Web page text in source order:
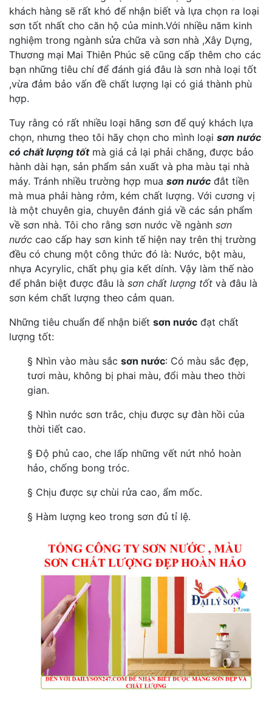
khách hàng sẽ rất khó để nhận biết và lựa chọn ra loại
sơn tốt nhất cho căn hộ của minh.Với nhiều năm kinh
nghiệm trong ngành sửa chữa và sơn nhà ,Xây Dựng,
Thương mại Mai Thiên Phúc sẽ cũng cấp thêm cho các
bạn những tiêu chí để đánh giá đâu là sơn nhà loại tốt
,vừa đảm bảo vấn đề chất lượng lại có giá thành phù
hợp.
Tuy rằng có rất nhiều loại hãng sơn để quý khách lựa
chọn, nhưng theo tôi hãy chọn cho mình loại sơn nước
có chất lượng tốtmà giá cả lại phải chăng, được bảo
hành dài hạn, sản phẩm sản xuất và pha màu tại nhà
máy. Tránh nhiều trường hợp mua sơn nước đắt tiền
mà mua phải hàng rởm, kém chất lượng. Với cương vị
là một chuyên gia, chuyên đánh giá về các sản phẩm
về sơn nhà. Tôi cho rằng sơn nước về ngành sơn
nước cao cấp hay sơn kinh tế hiện nay trên thị trường
đều có chung một công thức đó là: Nước, bột màu,
nhựa Acyrylic, chất phụ gia kết dính. Vậy làm thế nào
để phân biệt được đâu là sơn chất lượng tốt và đâu là
sơn kém chất lượng theo cảm quan.
Những tiêu chuẩn để nhận biết sơn nước đạt chất
lượng tốt:
§ Nhìn vào màu sắc sơn nước: Có màu sắc đẹp,
tươi màu, không bị phai màu, đổi màu theo thời
gian.
§ Nhìn nước sơn trắc, chịu được sự đàn hồi của
thời tiết cao.
§ Độ phủ cao, che lấp những vết nứt nhỏ hoàn
hảo, chống bong tróc.
§ Chịu được sự chùi rửa cao, ẩm mốc.
§ Hàm lượng keo trong sơn đủ tỉ lệ.